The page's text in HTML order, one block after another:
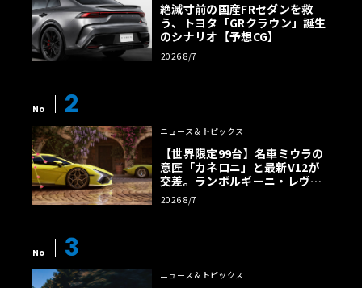
絶滅寸前の国産FRセダンを救
う、トヨタ「GRクラウン」誕生
のシナリオ【予想CG】
2026 8/7
No 2
ニュース＆トピックス
【世界限定99台】名車ミウラの
意匠「カネロニ」と最新V12が
交差。ランボルギーニ・レヴエ
ルトに60周年記念車が登場
2026 8/7
No 3
ニュース＆トピックス